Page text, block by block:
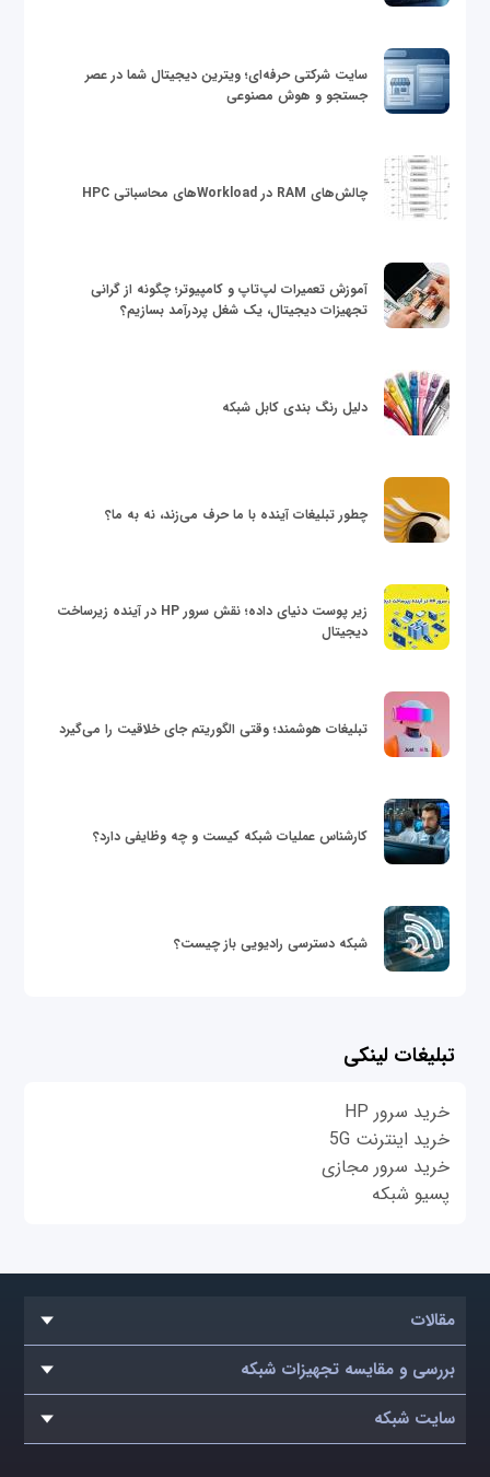
سایت شرکتی حرفه‌ای؛ ویترین دیجیتال شما در عصر
جستجو و هوش مصنوعی
چالش‌های RAM در Workloadهای محاسباتی HPC
آموزش تعمیرات لپ‌تاپ و کامپیوتر؛ چگونه از گرانی
تجهیزات دیجیتال، یک شغل پردرآمد بسازیم؟
دلیل رنگ بندی کابل شبکه
چطور تبلیغات آینده با ما حرف می‌زند، نه به ما؟
زیر پوست دنیای داده؛ نقش سرور HP در آینده زیرساخت
دیجیتال
تبلیغات هوشمند؛ وقتی الگوریتم جای خلاقیت را می‌گیرد
کارشناس عملیات شبکه کیست و چه وظایفی دارد؟
شبکه دسترسی رادیویی باز چیست؟
تبلیغات لینکی
خرید سرور HP
خرید اینترنت 5G
خرید سرور مجازی
پسیو شبکه
مقالات
بررسی و مقایسه تجهیزات شبکه
سایت شبکه